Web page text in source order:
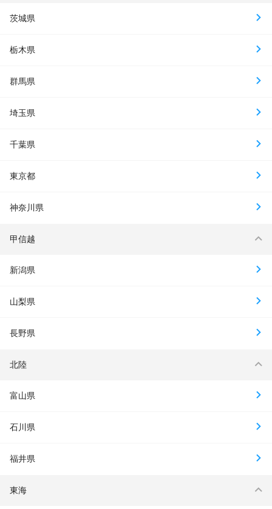
茨城県
栃木県
群馬県
埼玉県
千葉県
東京都
神奈川県
甲信越
新潟県
山梨県
長野県
北陸
富山県
石川県
福井県
東海